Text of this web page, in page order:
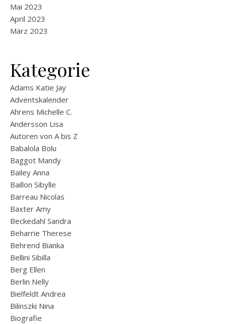
Mai 2023
April 2023
März 2023
Kategorie
Adams Katie Jay
Adventskalender
Ahrens Michelle C.
Andersson Lisa
Autoren von A bis Z
Babalola Bolu
Baggot Mandy
Bailey Anna
Baillon Sibylle
Barreau Nicolas
Baxter Amy
Beckedahl Sandra
Beharrie Therese
Behrend Bianka
Bellini Sibilla
Berg Ellen
Berlin Nelly
Bielfeldt Andrea
Bilinszki Nina
Biografie